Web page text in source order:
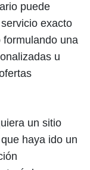
puede
exacto
una
u
un sitio
haya ido un